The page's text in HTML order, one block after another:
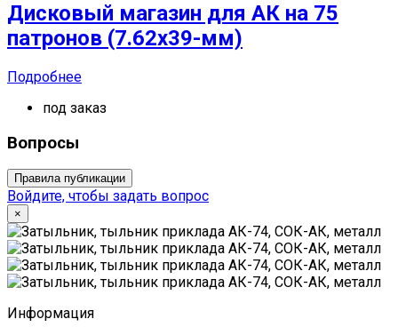
Дисковый магазин для АК на 75
патронов (7.62х39-мм)
Подробнее
под заказ
Вопросы
Правила публикации
Войдите, чтобы задать вопрос
×
Информация